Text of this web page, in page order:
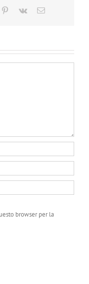
Pinterest
Vk Email
browser per la